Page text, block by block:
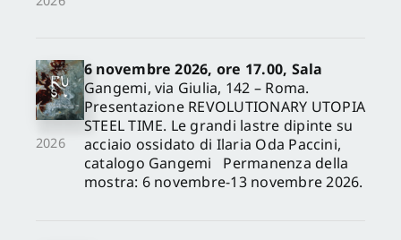
2026
6 novembre 2026, ore 17.00, Sala
Gangemi, via Giulia, 142 – Roma.
Presentazione REVOLUTIONARY UTOPIA
STEEL TIME. Le grandi lastre dipinte su
acciaio ossidato di Ilaria Oda Paccini,
catalogo Gangemi Permanenza della
mostra: 6 novembre-13 novembre 2026.